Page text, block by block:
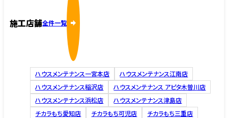
施工店舗全件一覧
ハウスメンテナンス一宮本店
ハウスメンテナンス江南店
ハウスメンテナンス稲沢店
ハウスメンテナンス アピタ木曽川店
ハウスメンテナンス浜松店
ハウスメンテナンス津島店
チカラもち愛知店
チカラもち可児店 チカラもち三重店